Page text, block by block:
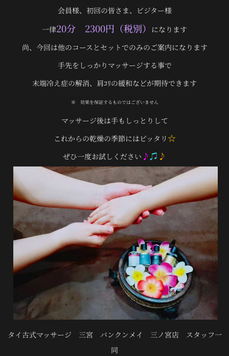
会員様、初回の皆さま、ビジター様
一律20分 2300円（税別）
になります
尚、今回は他のコースとセットでのみのご案内になります
手先をしっかりマッサージする事で
末端冷え症の解消、肩ｺﾘの緩和などが期待できます
※ 効果を保証するものではございません
マッサージ後は手もしっとりして
これからの乾燥の季節にはピッタリ ☆
ぜひ一度お試しください ♪♫ ♪
タイ古式マッサージ 三宮 バンクンメイ 三ノ宮店 スタッフ一
同